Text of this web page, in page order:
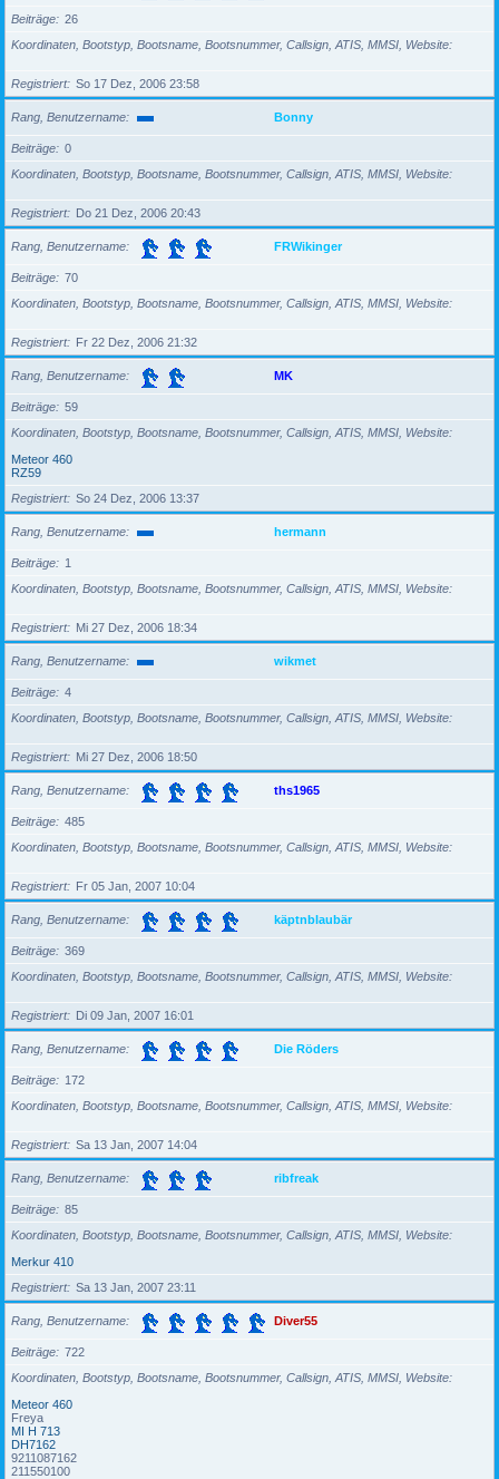
Beiträge
26
Koordinaten, Bootstyp, Bootsname, Bootsnummer, Callsign, ATIS, MMSI, Website
Registriert So 17 Dez, 2006 23:58
Rang, Benutzername Bonny
Beiträge
0
Koordinaten, Bootstyp, Bootsname, Bootsnummer, Callsign, ATIS, MMSI, Website
Registriert Do 21 Dez, 2006 20:43
Rang, Benutzername FRWikinger
Beiträge
70
Koordinaten, Bootstyp, Bootsname, Bootsnummer, Callsign, ATIS, MMSI, Website
Registriert Fr 22 Dez, 2006 21:32
Rang, Benutzername MK
Beiträge
59
Koordinaten, Bootstyp, Bootsname, Bootsnummer, Callsign, ATIS, MMSI, Website
Meteor 460
RZ59
Registriert
So 24 Dez, 2006 13:37
Rang, Benutzername hermann
Beiträge
1
Koordinaten, Bootstyp, Bootsname, Bootsnummer, Callsign, ATIS, MMSI, Website
Registriert Mi 27 Dez, 2006 18:34
Rang, Benutzername wikmet
Beiträge
4
Koordinaten, Bootstyp, Bootsname, Bootsnummer, Callsign, ATIS, MMSI, Website
Registriert Mi 27 Dez, 2006 18:50
Rang, Benutzername ths1965
Beiträge
485
Koordinaten, Bootstyp, Bootsname, Bootsnummer, Callsign, ATIS, MMSI, Website
Registriert Fr 05 Jan, 2007 10:04
Rang, Benutzername käptnblaubär
Beiträge
369
Koordinaten, Bootstyp, Bootsname, Bootsnummer, Callsign, ATIS, MMSI, Website
Registriert Di 09 Jan, 2007 16:01
Rang, Benutzername Die Röders
Beiträge
172
Koordinaten, Bootstyp, Bootsname, Bootsnummer, Callsign, ATIS, MMSI, Website
Registriert Sa 13 Jan, 2007 14:04
Rang, Benutzername ribfreak
Beiträge
85
Koordinaten, Bootstyp, Bootsname, Bootsnummer, Callsign, ATIS, MMSI, Website
Merkur 410
Registriert
Sa 13 Jan, 2007 23:11
Rang, Benutzername Diver55
Beiträge
722
Koordinaten, Bootstyp, Bootsname, Bootsnummer, Callsign, ATIS, MMSI, Website
Meteor 460
Freya
MI H 713
DH7162
9211087162
211550100